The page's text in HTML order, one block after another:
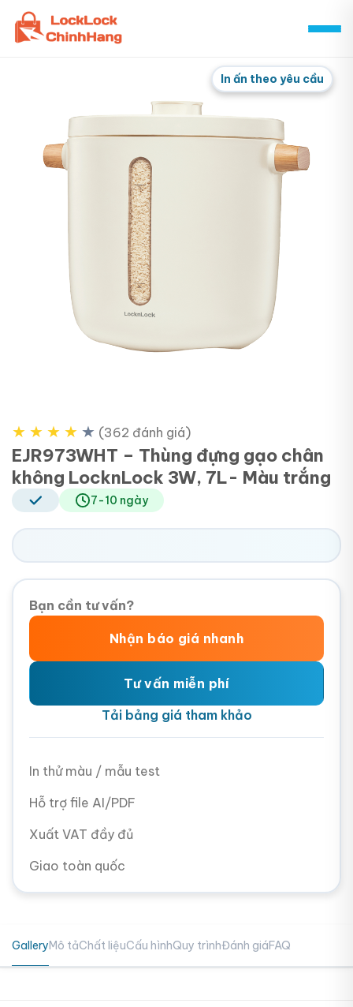
Skip
content
In ấn theo yêu cầu
★ ★ ★ ★ ★ (362 đánh giá)
EJR973WHT – Thùng đựng gạo chân
không LocknLock 3W, 7L- Màu trắng
7-10 ngày
Bạn cần tư vấn?
Nhận báo giá nhanh
Tư vấn miễn phí
Tải bảng giá tham khảo
In thử màu / mẫu test
Hỗ trợ file AI/PDF
Xuất VAT đầy đủ
Giao toàn quốc
GalleryMô tảChất liệuCấu hìnhQuy trìnhĐánh giáFAQ